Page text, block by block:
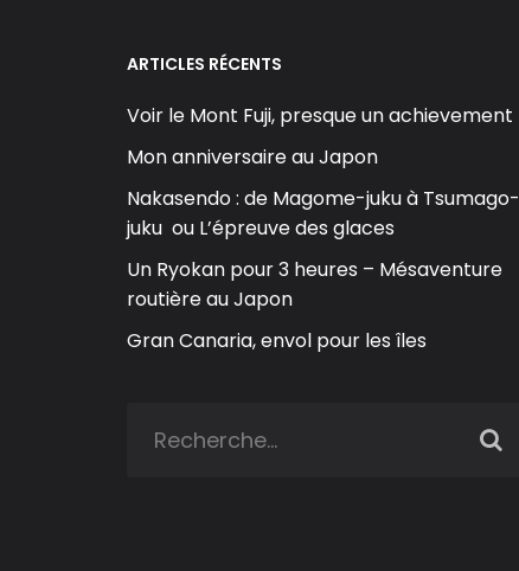
ARTICLES RÉCENTS
Voir le Mont Fuji, presque un achievement
Mon anniversaire au Japon
Nakasendo : de Magome-juku à Tsumago-
juku ou L’épreuve des glaces
Un Ryokan pour 3 heures – Mésaventure
routière au Japon
Gran Canaria, envol pour les îles